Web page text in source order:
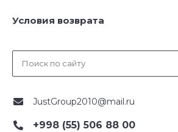
Условия возврата
JustGroup2010@mail.ru
+998 (55) 506 88 00